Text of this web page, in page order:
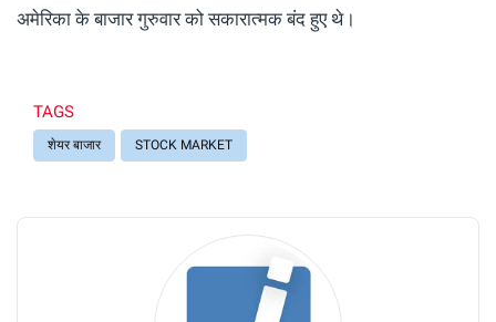
अमेरिका के बाजार गुरुवार को सकारात्मक बंद हुए थे।
TAGS
शेयर बाजार STOCK MARKET